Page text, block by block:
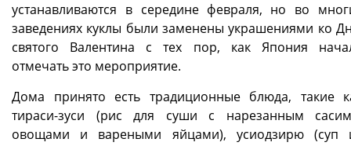
устанавливаются в середине февраля, но во
заведениях куклы были заменены украшениями ко
святого Валентина с тех пор, как Япония
отмечать это мероприятие.
Дома принято есть традиционные блюда, такие
тираси-зуси (рис для суши с нарезанным
овощами и вареными яйцами), усиодзирю (суп